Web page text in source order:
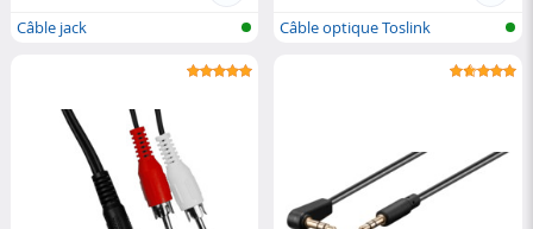
Câble jack
Câble optique Toslink